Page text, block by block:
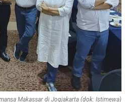
Makassar di Jogjakarta (dok: Istimewa)